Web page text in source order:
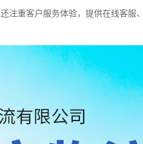
注重客户服务体验，提供在线客服